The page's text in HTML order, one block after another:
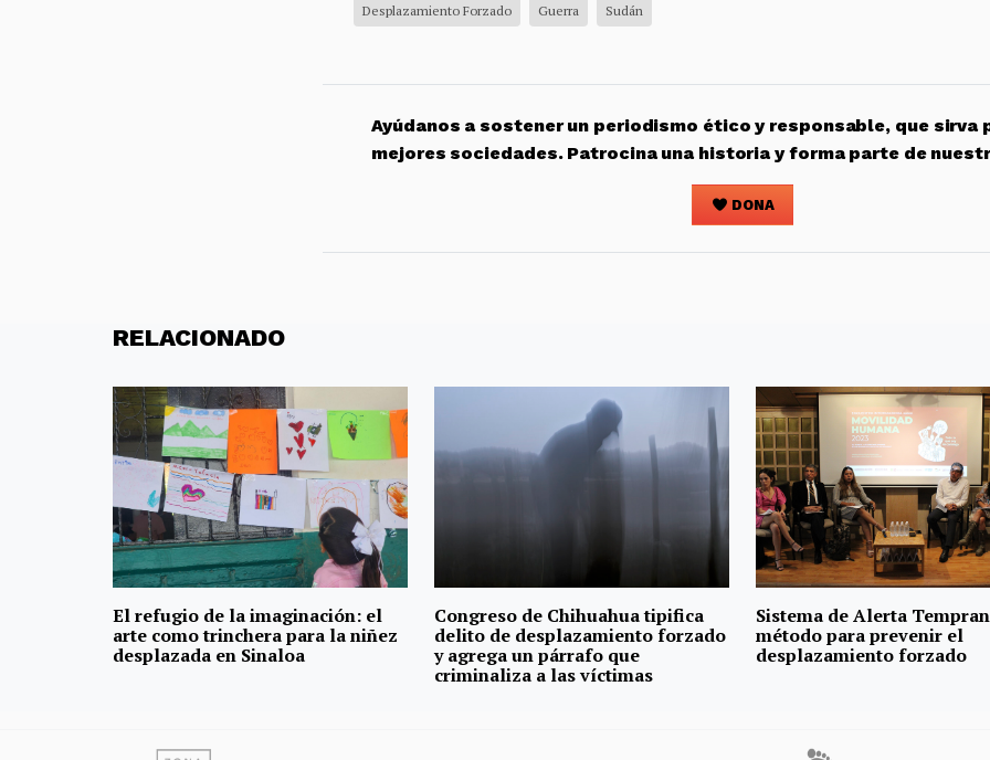
Desplazamiento Forzado Guerra Sudán
Ayúdanos a sostener un periodismo ético y responsable, que sirva
mejores sociedades. Patrocina una historia y forma parte de
DONA
RELACIONADO
El refugio de la imaginación: el
arte como trinchera para la niñez
desplazada en Sinaloa
Congreso de Chihuahua tipifica
delito de desplazamiento forzado
y agrega un párrafo que
criminaliza a las víctimas
Sistema de Alerta
método para prevenir el
desplazamiento forzado